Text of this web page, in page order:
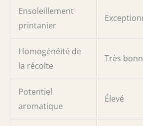
Ensoleillement
printanier
Homogénéité de
la récolte
Très
Potentiel
aromatique
Élevé